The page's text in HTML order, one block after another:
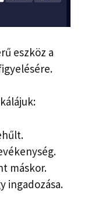
eszköz a
máskor.
ingadozása.